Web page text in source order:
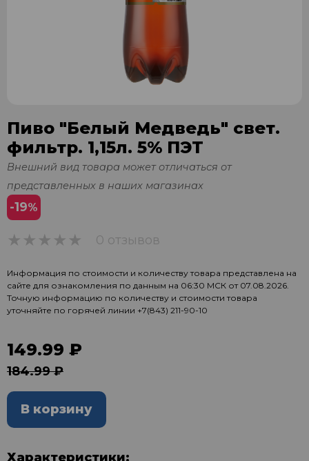
Пиво "Белый Медведь" свет.
фильтр. 1,15л. 5% ПЭТ
Внешний вид товара может отличаться от
представленных в наших магазинах
-19%
0 отзывов
Информация по стоимости и количеству товара представлена на
сайте для ознакомления по данным на 06:30 МСК от 07.08.2026.
Точную информацию по количеству и стоимости товара
уточняйте по горячей линии +7(843) 211-90-10
149.99 ₽
184.99 ₽
В корзину
Характеристики: